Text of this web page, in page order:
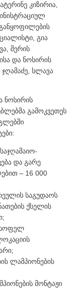
კიზირია,
გია
მერის
და ნოსირის
სლავა
ნოსირის
გამოკვეთეს
და გარე
– 16 000
საგუდაოს
ქსელის
სოფელ
ლამპიონების
მონტაჟი